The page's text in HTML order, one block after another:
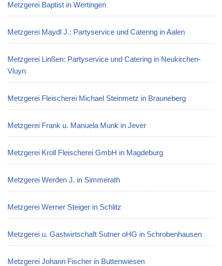
Metzgerei Baptist in Wertingen
Metzgerei Maydl J.: Partyservice und Catering in Aalen
Metzgerei Linßen: Partyservice und Catering in Neukirchen-
Vluyn
Metzgerei Fleischerei Michael Steinmetz in Brauneberg
Metzgerei Frank u. Manuela Munk in Jever
Metzgerei Kroll Fleischerei GmbH in Magdeburg
Metzgerei Werden J. in Simmerath
Metzgerei Werner Steiger in Schlitz
Metzgerei u. Gastwirtschaft Sutner oHG in Schrobenhausen
Metzgerei Johann Fischer in Buttenwiesen